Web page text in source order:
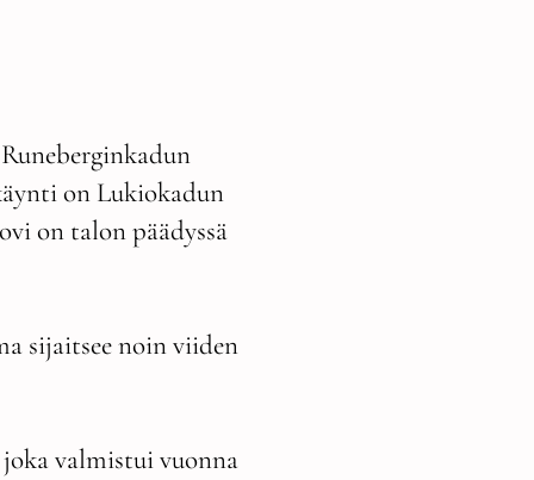
on Lukiokadun
on talon päädyssä
sijaitsee noin viiden
valmistui vuonna